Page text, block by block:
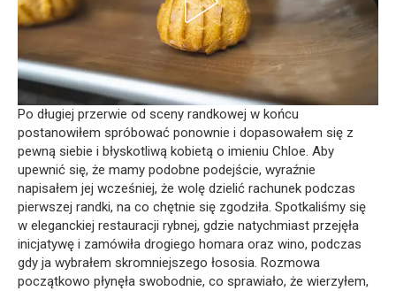
Po długiej przerwie od sceny randkowej w końcu
postanowiłem spróbować ponownie i dopasowałem się z
pewną siebie i błyskotliwą kobietą o imieniu Chloe. Aby
upewnić się, że mamy podobne podejście, wyraźnie
napisałem jej wcześniej, że wolę dzielić rachunek podczas
pierwszej randki, na co chętnie się zgodziła. Spotkaliśmy się
w eleganckiej restauracji rybnej, gdzie natychmiast przejęła
inicjatywę i zamówiła drogiego homara oraz wino, podczas
gdy ja wybrałem skromniejszego łososia. Rozmowa
początkowo płynęła swobodnie, co sprawiało, że wierzyłem,